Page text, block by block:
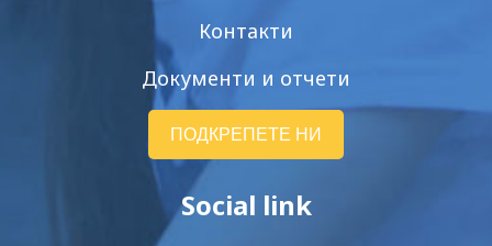
Контакти
Документи и отчети
ПОДКРЕПЕТЕ НИ
Social link